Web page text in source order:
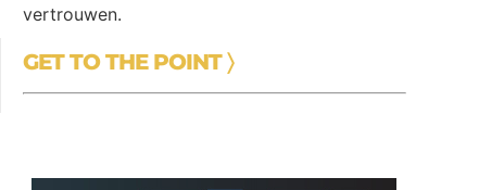
vertrouwen.
GET TO THE POINT 〉